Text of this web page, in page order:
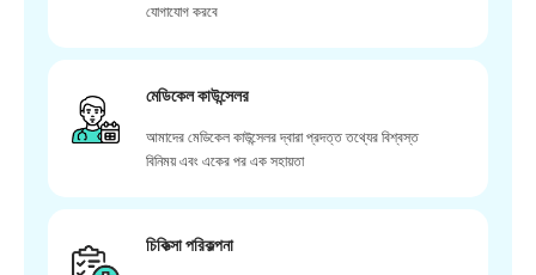
যোগাযোগ করবে
মেডিকেল কাউন্সেলর
আমাদের মেডিকেল কাউন্সেলর দ্বারা প্রদত্ত তথ্যের বিশ্বস্ত
বিনিময় এবং একের পর এক সহায়তা
চিকিত্সা পরিকল্পনা